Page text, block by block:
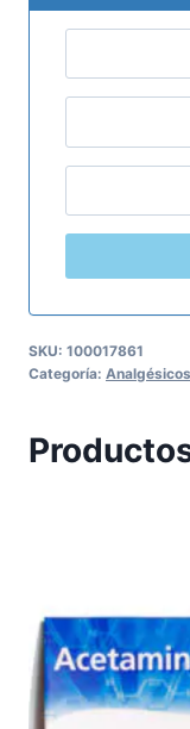
SKU: 100017861
Categoría: Analgésicos